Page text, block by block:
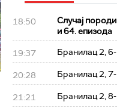
18:50
Случај
и 64. епизода
19:37 Бранилац 2,
20:28 Бранилац 2,
21:21 Бранилац 2,